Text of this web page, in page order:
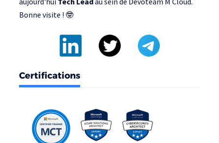
Bonne visite ! 🤓
Certifications